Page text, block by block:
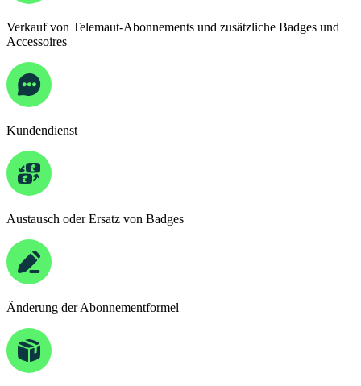
Verkauf von Telemaut-Abonnements und zusätzliche Badges und
Accessoires
Kundendienst
Austausch oder Ersatz von Badges
Änderung der Abonnementformel